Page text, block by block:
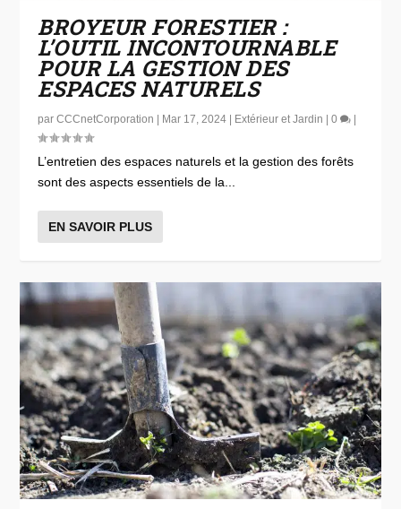
BROYEUR FORESTIER :
L’OUTIL INCONTOURNABLE
POUR LA GESTION DES
ESPACES NATURELS
parCCCnetCorporation Mar 17, 2024 Extérieur et Jardin |0
L’entretien des espaces naturels et la gestion des forêts
sont des aspects essentiels de la...
EN SAVOIR PLUS